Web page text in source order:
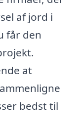
af jord i
får den
at
bedst til